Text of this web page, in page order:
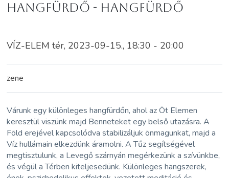
hangfürdő - HANGFÜRDŐ
VÍZ-ELEM tér, 2023-09-15., 18:30 - 20:00
zene
Várunk egy különleges hangfürdőn, ahol az Öt Elemen
keresztül viszünk majd Benneteket egy belső utazásra. A
Föld erejével kapcsolódva stabilizáljuk önmagunkat, majd a
Víz hullámain elkezdünk áramolni. A Tűz segítségével
megtisztulunk, a Levegő szárnyán megérkezünk a szívünkbe,
és végül a Térben kiteljesedünk. Különleges hangszerek,